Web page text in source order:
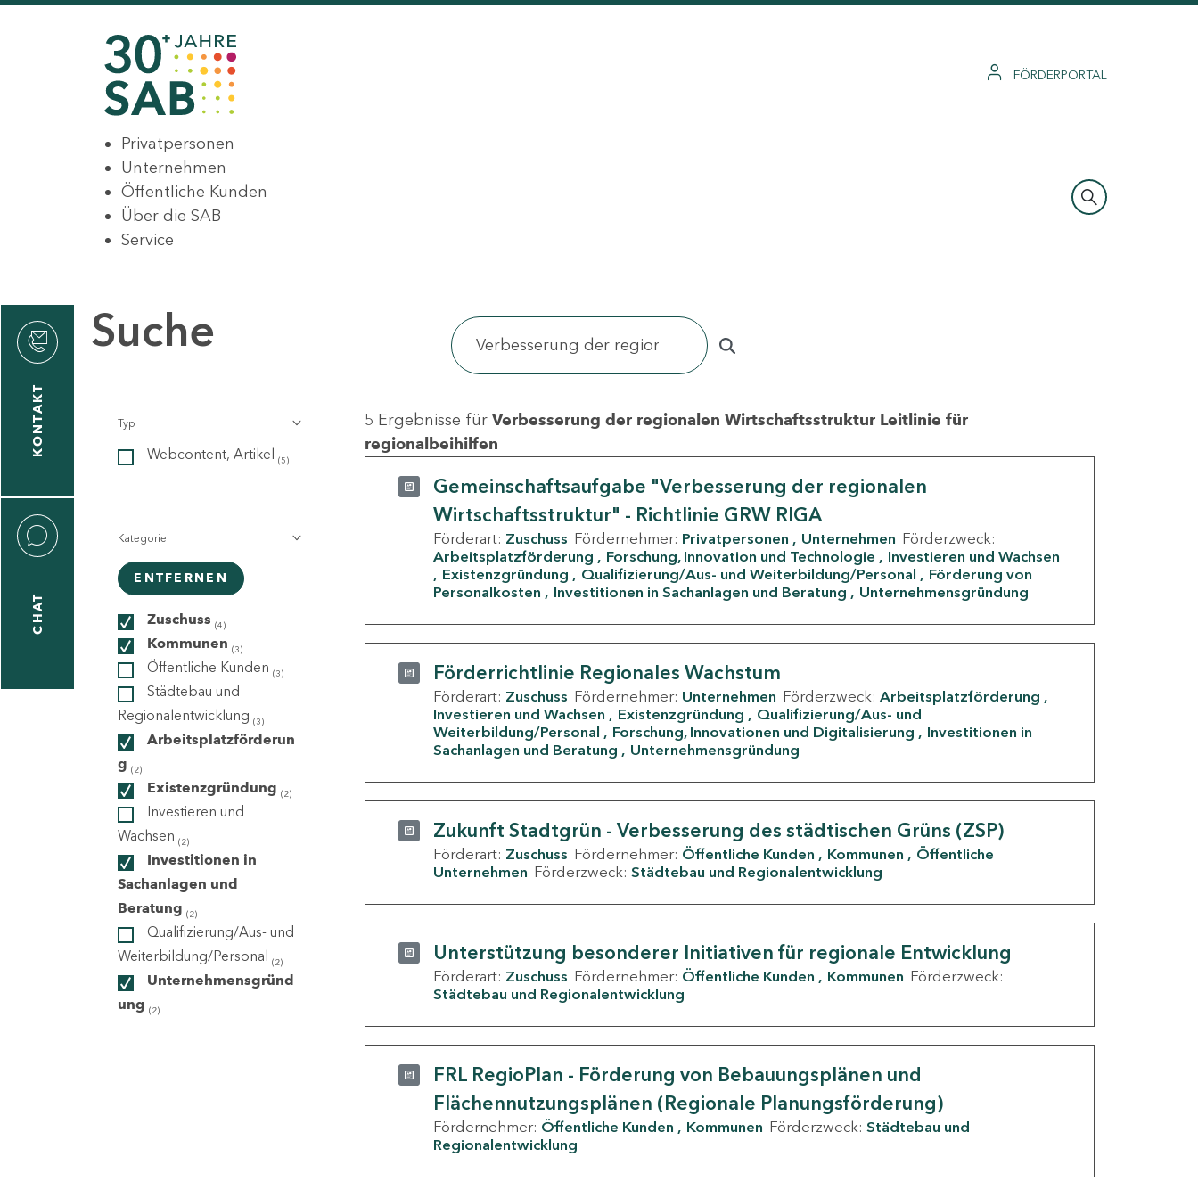
FÖRDERPORTAL
Privatpersonen
Unternehmen
Öffentliche Kunden
Über die SAB
Service
KONTAKT
CHAT
Suche
Typ
Webcontent, Artikel (5)
Kategorie
ENTFERNEN
Zuschuss (4)
Kommunen (3)
Öffentliche Kunden (3)
Städtebau und
Regionalentwicklung (3)
Arbeitsplatzförderun
g (2)
Existenzgründung (2)
Investieren und
Wachsen (2)
Investitionen in
Sachanlagen und
Beratung (2)
Qualifizierung/Aus- und
Weiterbildung/Personal (2)
Unternehmensgründ
ung (2)
5 Ergebnisse für Verbesserung der regionalen Wirtschaftsstruktur Leitlinie für
regionalbeihilfen
Gemeinschaftsaufgabe "Verbesserung der regionalen
Wirtschaftsstruktur" - Richtlinie GRW RIGA
Förderart: Zuschuss Fördernehmer: Privatpersonen Unternehmen Förderzweck:
Arbeitsplatzförderung
Forschung, Innovation und Technologie
Investieren und Wachsen
Existenzgründung
Qualifizierung/Aus- und Weiterbildung/Personal
Förderung von
Personalkosten
Investitionen in Sachanlagen und Beratung Unternehmensgründung
Förderrichtlinie Regionales Wachstum
Förderart: Zuschuss Fördernehmer: Unternehmen Förderzweck: Arbeitsplatzförderung
Investieren und Wachsen
Existenzgründung
Qualifizierung/Aus- und
Weiterbildung/Personal
Forschung, Innovationen und Digitalisierung
Investitionen in
Sachanlagen und Beratung
Unternehmensgründung
Zukunft Stadtgrün - Verbesserung des städtischen Grüns (ZSP)
Förderart: Zuschuss Fördernehmer: Öffentliche Kunden Kommunen
Öffentliche
Unternehmen Förderzweck: Städtebau und Regionalentwicklung
Unterstützung besonderer Initiativen für regionale Entwicklung
Förderart: Zuschuss Fördernehmer: Öffentliche Kunden Kommunen Förderzweck:
Städtebau und Regionalentwicklung
FRL RegioPlan - Förderung von Bebauungsplänen und
Flächennutzungsplänen (Regionale Planungsförderung)
Fördernehmer: Öffentliche Kunden Kommunen Förderzweck: Städtebau und
Regionalentwicklung